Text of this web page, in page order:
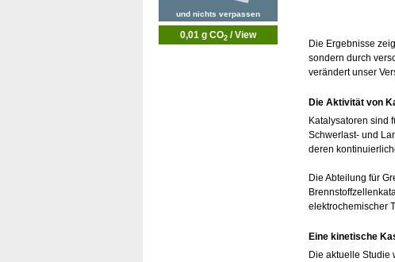
Die Ergebnisse
sondern durch
verändert unser
Die Aktivität von
Katalysatoren sind
Schwerlast- und
deren
Die Abteilung für
elektrochemischer
Eine kinetische
Die aktuelle Studie
und nichts verpassen
0,01 g CO2 / View